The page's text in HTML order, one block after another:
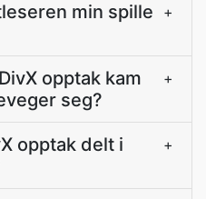
min spille
+
opptak kam
seg?
+
opptak delt i
+